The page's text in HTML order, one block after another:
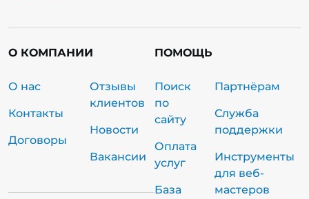
О КОМПАНИИ
О нас
Контакты
Договоры
Отзывы
клиентов
Новости
Вакансии
ПОМОЩЬ
Поиск
по
сайту
Оплата
услуг
База
Партнёрам
Служба
поддержки
Инструменты
для веб-
мастеров